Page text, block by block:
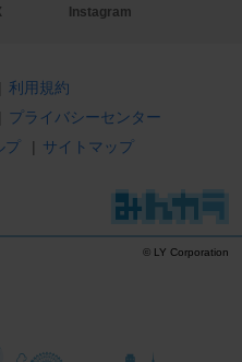
Instagram
利用規約
プライバシーセンター
プ | サイトマップ
© LY Corporation